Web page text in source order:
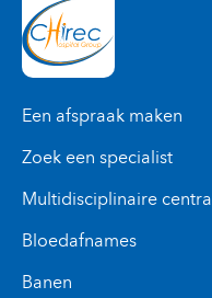
Een afspraak maken
Zoek een specialist
Multidisciplinaire centra
Bloedafnames
Banen